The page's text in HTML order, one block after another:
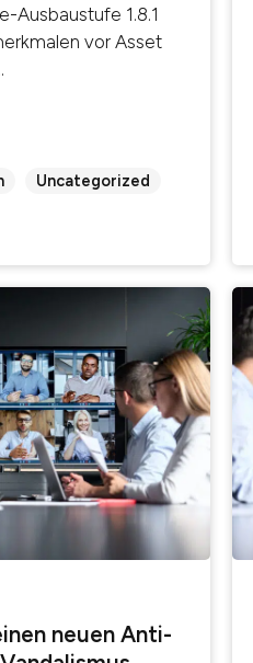
Ausbaustufe 1.8.1
vor Asset
Uncategorized
neuen Anti-